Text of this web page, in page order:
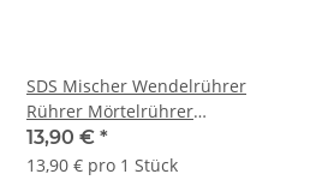
SDS Mischer Wendelrührer
Rührer Mörtelrührer
Betonrührer Quirl
100x600x14mm
13,90 € *
13,90 € pro 1 Stück